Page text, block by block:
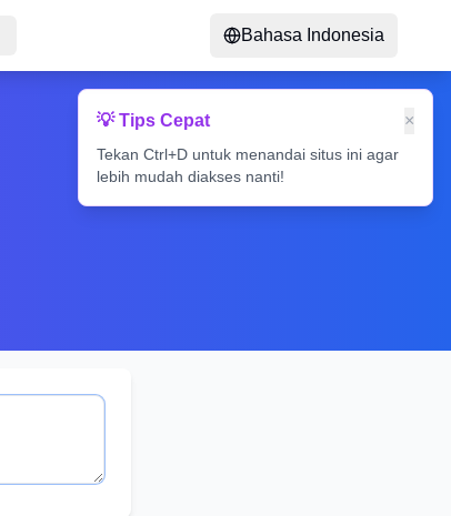
Bahasa Indonesia
💡 Tips Cepat
Tekan Ctrl+D untuk menandai situs ini agar
lebih mudah diakses nanti!
×